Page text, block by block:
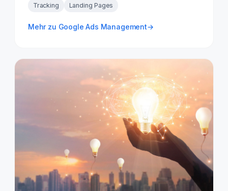
Tracking
Landing Pages
Mehr zu Google Ads Management→